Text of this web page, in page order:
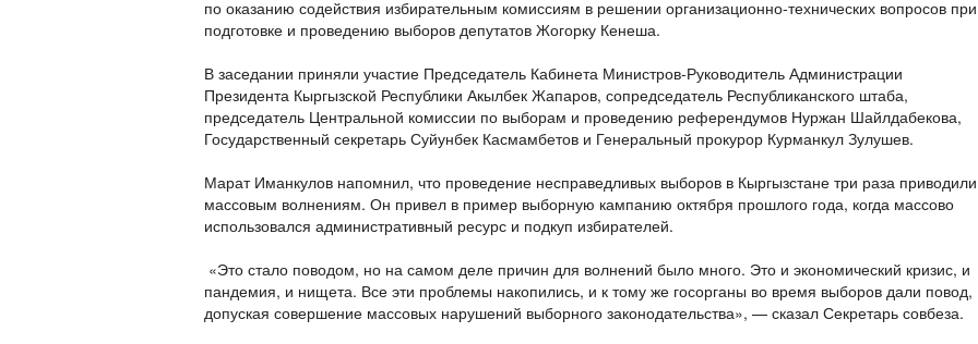
по оказанию содействия избирательным комиссиям в решении организационно-технических вопросов при
подготовке и проведению выборов депутатов Жогорку Кенеша.
В заседании приняли участие Председатель Кабинета Министров-Руководитель Администрации
Президента Кыргызской Республики Акылбек Жапаров, сопредседатель Республиканского штаба,
председатель Центральной комиссии по выборам и проведению референдумов Нуржан Шайлдабекова,
Государственный секретарь Суйунбек Касмамбетов и Генеральный прокурор Курманкул Зулушев.
Марат Иманкулов напомнил, что проведение несправедливых выборов в Кыргызстане три раза
массовым волнениям. Он привел в пример выборную кампанию октября прошлого года, когда массово
использовался административный ресурс и подкуп избирателей.
«Это стало поводом, но на самом деле причин для волнений было много. Это и экономический кризис, и
пандемия, и нищета. Все эти проблемы накопились, и к тому же госорганы во время выборов дали повод,
допуская совершение массовых нарушений выборного законодательства», — сказал Секретарь совбеза.